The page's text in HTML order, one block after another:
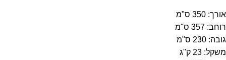
אורך: 350 ס"מ
רוחב: 357 ס"מ
גובה: 230 ס"מ
משקל: 23 ק"ג